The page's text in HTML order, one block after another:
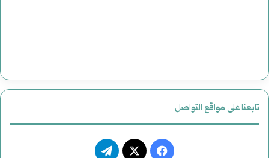
تابعنا على مواقع التواصل
فيسبوك
‫X تيلقرام